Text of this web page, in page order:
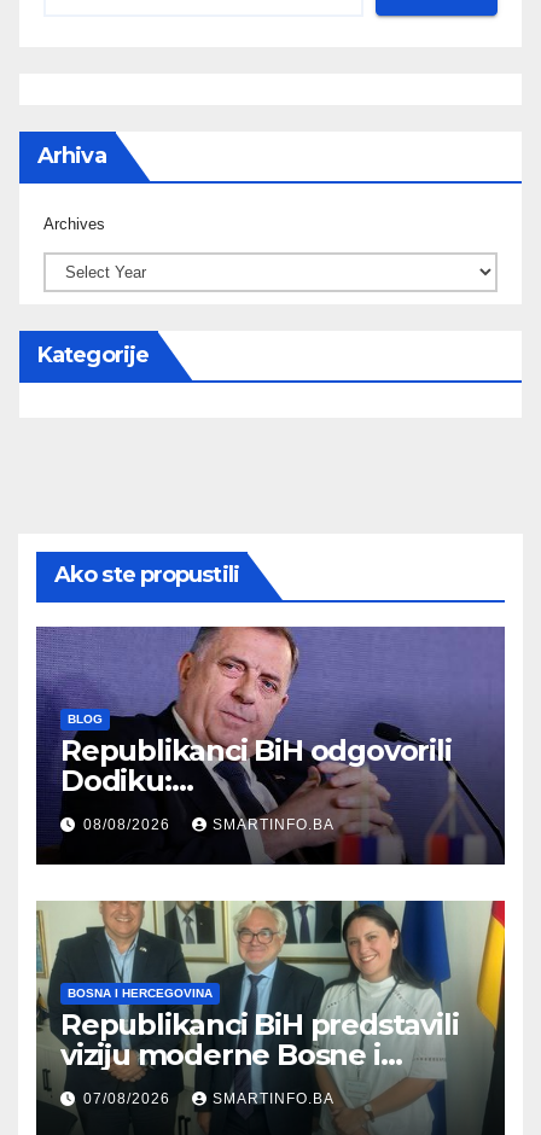
Arhiva
Archives
Kategorije
Ako ste propustili
BLOG
Republikanci BiH odgovorili
Dodiku:
Bosanskohercegovačka
kultura postoji i pripada svim
građanima
08/08/2026 SMARTINFO.BA
BOSNA I HERCEGOVINA
Republikanci BiH predstavili
viziju moderne Bosne i
Hercegovine ambasadoru
Njemačke
07/08/2026 SMARTINFO.BA